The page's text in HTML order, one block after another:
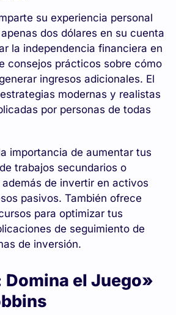
su experiencia personal
dos dólares en su cuenta
la independencia financiera en
consejos prácticos sobre cómo
ingresos adicionales. El
modernas y realistas
por personas de todas
importancia de aumentar tus
trabajos secundarios o
de invertir en activos
pasivos. También ofrece
para optimizar tus
de seguimiento de
de inversión.
Domina el Juego»